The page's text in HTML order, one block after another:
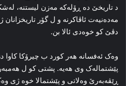
د تاریخێ ده‌ ڕۆله‌که‌ مه‌زن لیستنه‌،
مه‌ده‌نیه‌ت ئاڤاکرنه‌ و ل گۆر
دڤێ کو خوه‌دی ئالا بن.
وه‌ک ئه‌فسانه‌ هه‌ر کورد ب چیرۆکا کاوا
پێشتماله‌ک وی هه‌یه‌. پشتی کو ل
ڕێڤه‌به‌رێ وه‌لاتی و پێشتمالا خوه‌ ژی